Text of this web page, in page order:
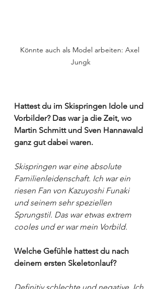
Könnte auch als Model arbeiten: Axel
Jungk
Hattest du im Skispringen Idole und
Vorbilder? Das war ja die Zeit, wo
Martin Schmitt und Sven Hannawald
ganz gut dabei waren.
Skispringen war eine absolute
Familienleidenschaft. Ich war ein
riesen Fan von Kazuyoshi Funaki
und seinem sehr speziellen
Sprungstil. Das war etwas extrem
cooles und er war mein Vorbild.
Welche Gefühle hattest du nach
deinem ersten Skeletonlauf?